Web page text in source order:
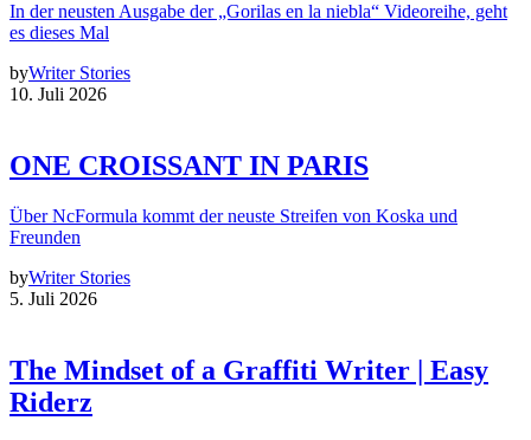
In der neusten Ausgabe der „Gorilas en la niebla“ Videoreihe, geht
es dieses Mal
byWriter Stories
10. Juli 2026
ONE CROISSANT IN PARIS
Über NcFormula kommt der neuste Streifen von Koska und
Freunden
byWriter Stories
5. Juli 2026
The Mindset of a Graffiti Writer | Easy
Riderz